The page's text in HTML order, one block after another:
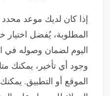
إذا كان لديك موعد محدد
المطلوبة، يُفضل
اليوم لضمان وصوله في
وجود أي تأخير، يمكنك
الموقع أو التطبيق.